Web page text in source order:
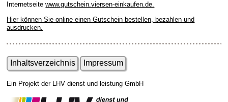
Internetseitewww.gutschein.viersen-einkaufen.de.
Hier können Sie online einen Gutschein bestellen, bezahlen und
ausdrucken.
Inhaltsverzeichnis Impressum
Ein Projekt der LHV dienst und leistung GmbH